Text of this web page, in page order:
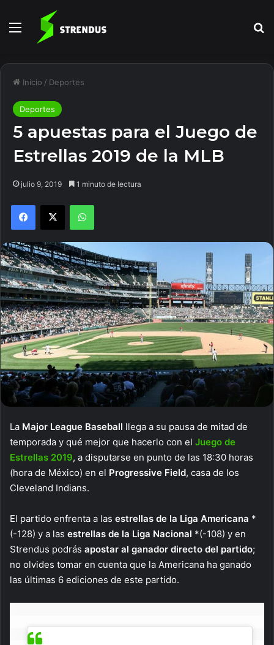
Menú
Inicio / Deportes
Deportes
5 apuestas para el Juego de
Estrellas 2019 de la MLB
julio 9, 2019 1 minuto de lectura
Facebook
X WhatsApp
La Major League Baseball llega a su pausa de mitad de
temporada y qué mejor que hacerlo con el Juego de
Estrellas 2019, a disputarse en punto de las 18:30 horas
(hora de México) en el Progressive Field, casa de los
Cleveland Indians.
El partido enfrenta a las estrellas de la Liga Americana *
(-128) y a las estrellas de la Liga Nacional *(-108) y en
Strendus podrás apostar al ganador directo del partido;
no olvides tomar en cuenta que la Americana ha ganado
las últimas 6 ediciones de este partido.